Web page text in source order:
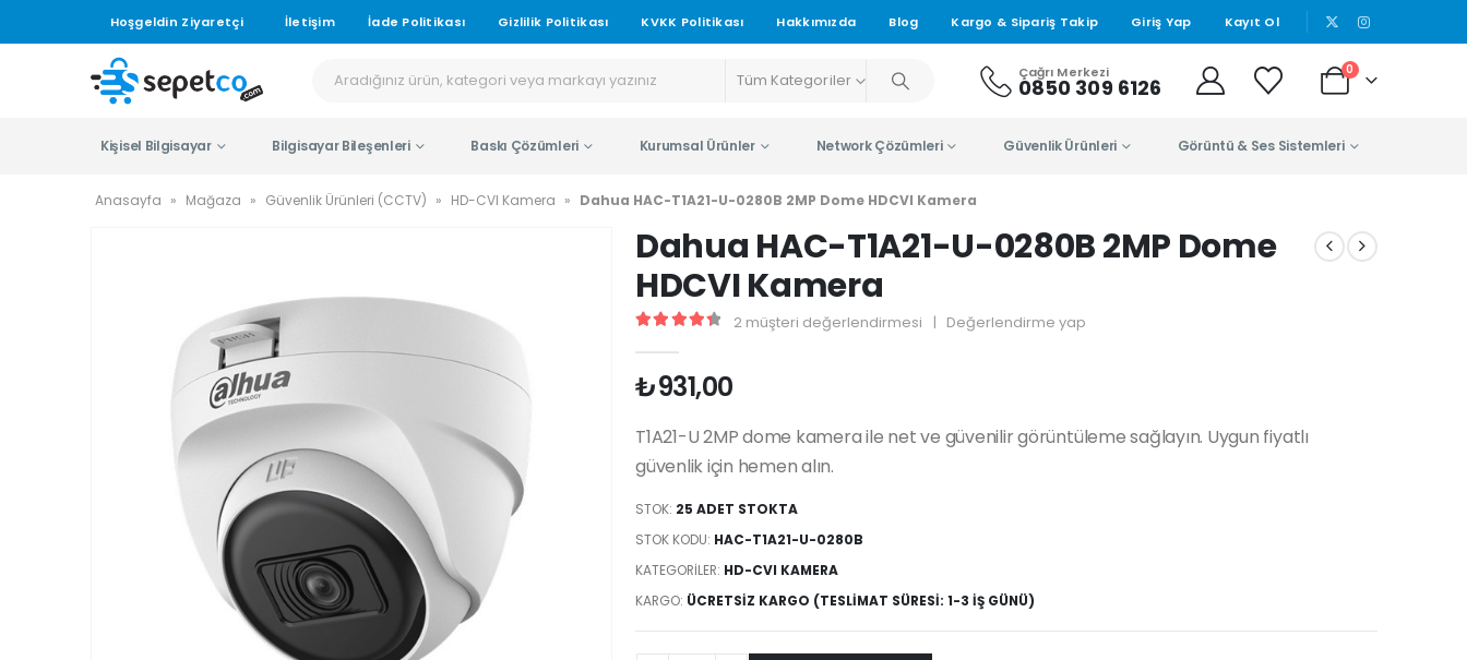
Hoşgeldin Ziyaretçi İletişim İade Politikası Gizlilik Politikası KVKK Politikası Hakkımızda Blog Kargo & Sipariş Takip Giriş Yap Kayıt Ol |
Tüm Kategoriler Çağrı Merkezi
0850 309 6126
0
Kişisel Bilgisayar Bilgisayar Bileşenleri Baskı Çözümleri Kurumsal Ürünler Network Çözümleri Güvenlik Ürünleri Görüntü & Ses Sistemleri
Anasayfa » Mağaza » Güvenlik Ürünleri (CCTV) » HD-CVI Kamera » Dahua HAC-T1A21-U-0280B 2MP Dome HDCVI Kamera
Dahua HAC-T1A21-U-0280B 2MP Dome
HDCVI Kamera
2 müşteri değerlendirmesi | Değerlendirme yap
₺931,00
T1A21-U 2MP dome kamera ile net ve güvenilir görüntüleme sağlayın. Uygun fiyatlı
güvenlik için hemen alın.
STOK: 25 ADET STOKTA
STOK KODU: HAC-T1A21-U-0280B
KATEGORILER: HD-CVI KAMERA
KARGO: ÜCRETSIZ KARGO (TESLIMAT SÜRESI: 1-3 İŞ GÜNÜ)